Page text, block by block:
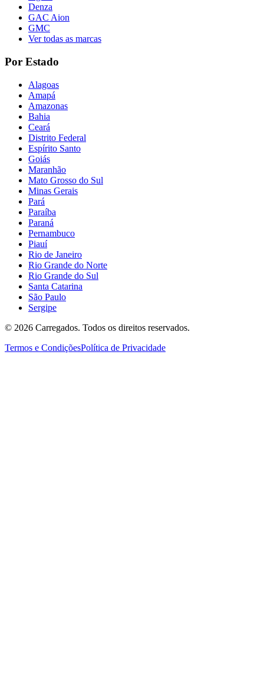
Denza
GAC Aion
GMC
Ver todas as marcas
Por Estado
Alagoas
Amapá
Amazonas
Bahia
Ceará
Distrito Federal
Espírito Santo
Goiás
Maranhão
Mato Grosso do Sul
Minas Gerais
Pará
Paraíba
Paraná
Pernambuco
Piauí
Rio de Janeiro
Rio Grande do Norte
Rio Grande do Sul
Santa Catarina
São Paulo
Sergipe
© 2026 Carregados. Todos os direitos reservados.
Termos e CondiçõesPolítica de Privacidade